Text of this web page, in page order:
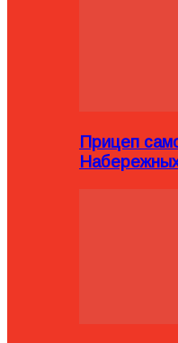
Прицеп